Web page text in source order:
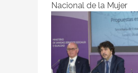
Nacional de la Mujer